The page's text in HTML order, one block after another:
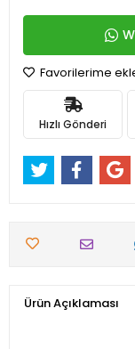
Favorilerime
Hızlı Gönderi
Ürün Açıklaması